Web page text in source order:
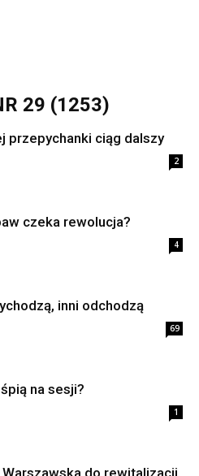
29 (1253)
przepychanki ciąg dalszy
2
czeka rewolucja?
4
inni odchodzą
69
na sesji?
1
Warszawska do rewitalizacji